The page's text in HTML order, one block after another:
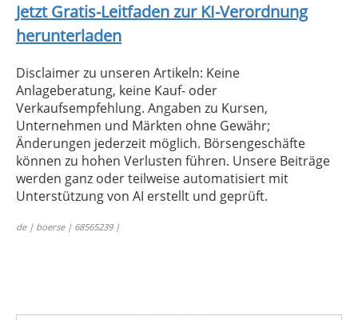
Jetzt Gratis-Leitfaden zur KI-Verordnung
herunterladen
Disclaimer zu unseren Artikeln: Keine
Anlageberatung, keine Kauf- oder
Verkaufsempfehlung. Angaben zu Kursen,
Unternehmen und Märkten ohne Gewähr;
Änderungen jederzeit möglich. Börsengeschäfte
können zu hohen Verlusten führen. Unsere Beiträge
werden ganz oder teilweise automatisiert mit
Unterstützung von AI erstellt und geprüft.
de | boerse | 68565239 |